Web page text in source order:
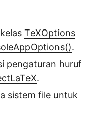
TeXOptions
.
pengaturan huruf
.
sistem file untuk